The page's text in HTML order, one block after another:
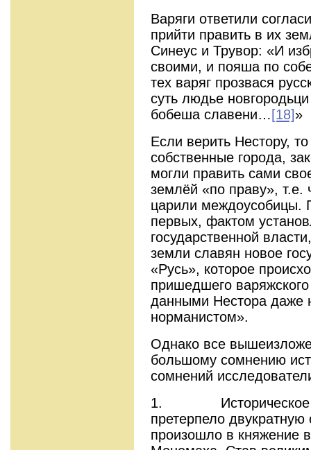
Варяги ответили
прийти править в их
Синеус и Трувор: «И
своими, и пояша по
тех варяг прозвася
суть людье
бобеша славени… [18]»
Если верить Нестору,
собственные города,
могли править сами
землёй «по праву», т.е.
царили междоусобицы.
первых, фактом
государственной
земли славян новое
«Русь», которое
пришедшего
данными Нестора даже
норманистом».
Однако все
большому сомнению
сомнений
1. Историческое
претерпело
произошло в княжение